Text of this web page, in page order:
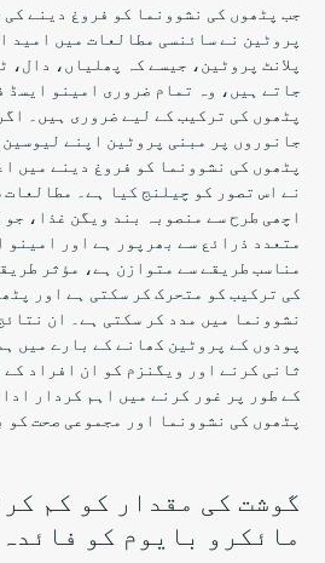
جب پٹھوں کی نشوونما کو فروغ دینے
پروٹین نے سائنسی مطالعات میں امید
پلانٹ پروٹین، جیسے کہ پھلیاں،
جاتے ہیں، وہ تمام ضروری امینو ایسڈ
پٹھوں کی ترکیب کے لیے ضروری ہیں۔
جانوروں پر مبنی پروٹین اپنے
پٹھوں کی نشوونما کو فروغ دینے میں
نے اس تصور کو چیلنج کیا ہے۔ مطالعات
اچھی طرح سے منصوبہ بند ویگن غذا،
متعدد ذرائع سے بھرپور ہے اور امینو
مناسب طریقے سے متوازن ہے، مؤثر
کی ترکیب کو متحرک کر سکتی ہے اور
نشوونما میں مدد کر سکتی ہے۔ ان
پودوں کے پروٹین کھانے کے بارے میں
ثانی کرنے اور ویگنزم کو ان افراد
کے طور پر غور کرنے میں اہم کردار
پٹھوں کی نشوونما اور مجموعی صحت کو
گوشت کی مقدار کو کم
مائکرو بایوم کو